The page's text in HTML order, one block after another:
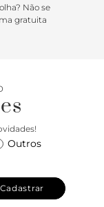
Não se
gratuita
Outros
Cadastrar